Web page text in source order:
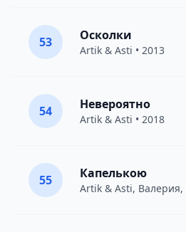
53 Осколки
Artik & Asti • 2013
54 Невероятно
Artik & Asti • 2018
55 Капелькою
Artik & Asti, Валерия,